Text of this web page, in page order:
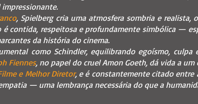
, Spielberg cria uma atmosfera sombria e
é contida, respeitosa e profundamente simbólica —
da história do cinema.
como Schindler, equilibrando egoísmo, culpa
Fiennes, no papel do cruel Amon Goeth, dá vida a
e Melhor Diretor, e é constantemente citado entre
— uma lembrança necessária do que a